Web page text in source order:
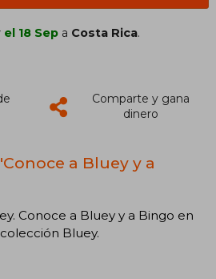
el 18 Sep a Costa Rica.
Comparte y gana
dinero
a Bluey y a
Conoce a Bluey y a Bingo en
Bluey.